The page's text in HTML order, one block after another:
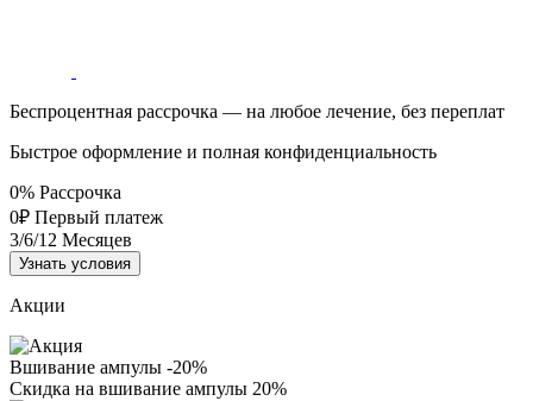
Беспроцентная рассрочка — на любое лечение, без переплат
Быстрое оформление и полная конфиденциальность
0% Рассрочка
0₽ Первый платеж
3/6/12 Месяцев
Узнать условия
Акции
Вшивание ампулы -20%
Скидка на вшивание ампулы 20%